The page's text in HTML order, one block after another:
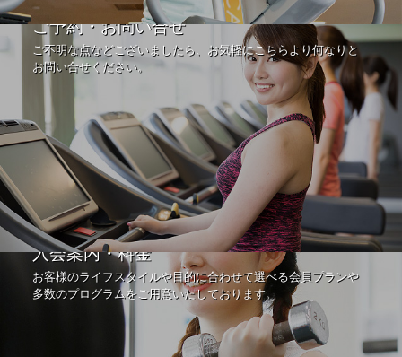
ご予約・お問い合せ
ご不明な点などございましたら、お気軽にこちらより何なりと
お問い合せください。
入会案内・料金
お客様のライフスタイルや目的に合わせて選べる会員プランや
多数のプログラムをご用意いたしております。